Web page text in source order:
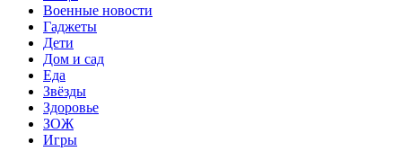
Военные новости
Гаджеты
Дети
Дом и сад
Еда
Звёзды
Здоровье
ЗОЖ
Игры